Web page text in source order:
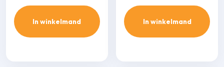
In winkelmand In winkelmand